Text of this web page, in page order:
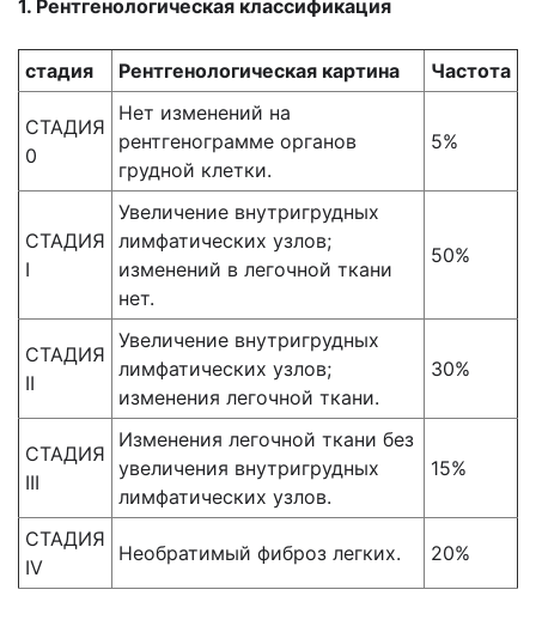
1. Рентгенологическая классификация
стадия Рентгенологическая картина Частота
СТАДИЯ
0
Нет изменений на
рентгенограмме органов
грудной клетки.
5%
СТАДИЯ
I
Увеличение внутригрудных
лимфатических узлов;
изменений в легочной ткани
нет.
50%
СТАДИЯ
II
Увеличение внутригрудных
лимфатических узлов;
изменения легочной ткани.
30%
СТАДИЯ
III
Изменения легочной ткани без
увеличения внутригрудных
лимфатических узлов.
15%
СТАДИЯ
IV
Необратимый фиброз легких. 20%